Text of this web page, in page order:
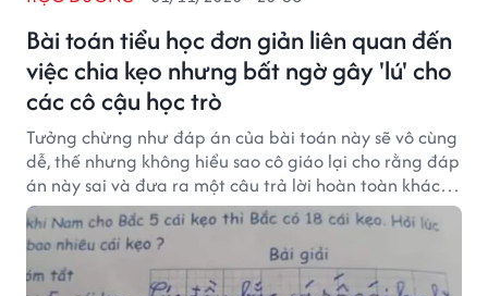
Bài toán tiểu học đơn giản liên quan đến
việc chia kẹo nhưng bất ngờ gây 'lú' cho
các cô cậu học trò
Tưởng chừng như đáp án của bài toán này sẽ vô cùng
dễ, thế nhưng không hiểu sao cô giáo lại cho rằng đáp
án này sai và đưa ra một câu trả lời hoàn toàn khác
khiến không ít phụ huynh vô cùng hoang mang.